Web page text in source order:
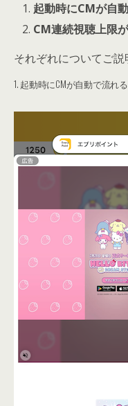
起動時にCMが自動
CM連続視聴上限
それぞれについてご説
1. 起動時にCMが自動で流れる